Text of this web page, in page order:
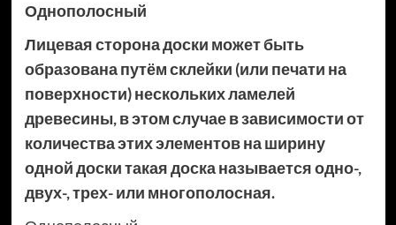
Однополосный
Лицевая сторона доски может быть
образована путём склейки (или печати на
поверхности) нескольких ламелей
древесины, в этом случае в зависимости от
количества этих элементов на ширину
одной доски такая доска называется одно-,
двух-, трех- или многополосная.